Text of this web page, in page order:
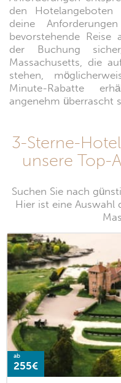
den
deine
bevorstehende
der Buchung
Massachusetts, die
stehen,
Minute-Rabatte
angenehm überrascht
3-Sterne-
unsere Top-
Suchen Sie nach
Hier ist eine Auswahl
ab
255€